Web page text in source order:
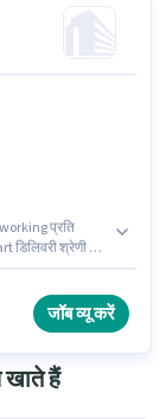
प्रति
डिलिवरी श्रेणी में
जॉब व्यू करें
हैं